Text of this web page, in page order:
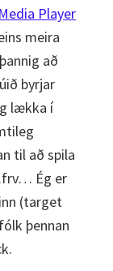
Player
meira
að
byrjar
lækka í
til að spila
Ég er
(target
þennan